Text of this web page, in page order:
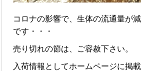
コロナの影響で、生体の流通量が
です・・・
売り切れの節は、ご容赦下さい。
入荷情報としてホームページに掲